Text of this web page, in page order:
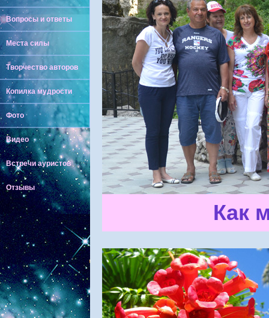
Вопросы и ответы
Места силы
Творчество авторов
Копилка мудрости
Фото
Видео
Встречи ауристов
Отзывы
Как